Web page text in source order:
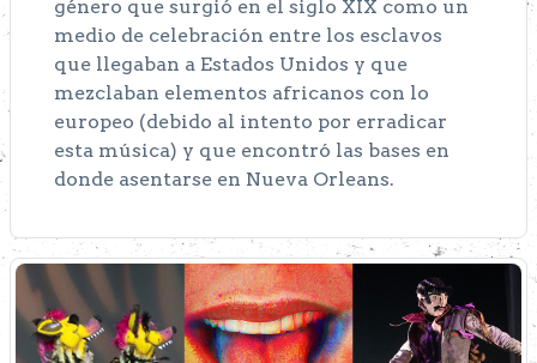
género que surgió en el siglo XIX como un
medio de celebración entre los esclavos
que llegaban a Estados Unidos y que
mezclaban elementos africanos con lo
europeo (debido al intento por erradicar
esta música) y que encontró las bases en
donde asentarse en Nueva Orleans.